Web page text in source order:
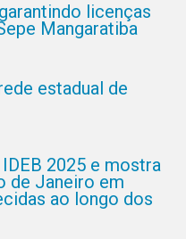
licenças
Mangaratiba
estadual de
2025 e mostra
de Janeiro em
ao longo dos